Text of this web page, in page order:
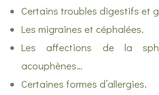
Certains troubles digestifs et
Les migraines et céphalées.
Les affections de la
acouphènes…
Certaines formes d’allergies.